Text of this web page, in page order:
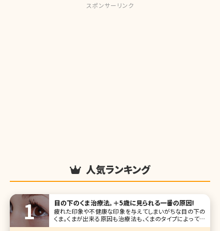
スポンサーリンク
人気ランキング
目の下のくま治療法。＋5歳に見られる一番の原因!
疲れた印象や不健康な印象を与えてしまいがちな目の下の
くま。くまが出来る原因も治療法も、くまのタイプによって異
なります。きちんと治療すれば、毎朝コンシーラーで隠す必要